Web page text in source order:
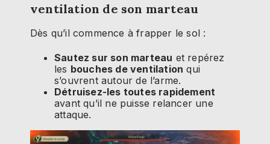
ventilation de son marteau
Dès qu’il commence à frapper le sol :
Sautez sur son marteau et repérez
les bouches de ventilation qui
s’ouvrent autour de l’arme.
Détruisez-les toutes rapidement
avant qu’il ne puisse relancer une
attaque.